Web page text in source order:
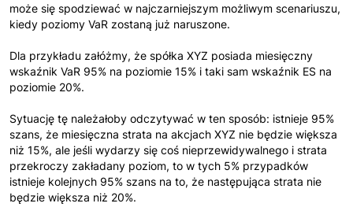
może się spodziewać w najczarniejszym możliwym scenariuszu,
kiedy poziomy VaR zostaną już naruszone.
Dla przykładu załóżmy, że spółka XYZ posiada miesięczny
wskaźnik VaR 95% na poziomie 15% i taki sam wskaźnik ES na
poziomie 20%.
Sytuację tę należałoby odczytywać w ten sposób: istnieje 95%
szans, że miesięczna strata na akcjach XYZ nie będzie większa
niż 15%, ale jeśli wydarzy się coś nieprzewidywalnego i strata
przekroczy zakładany poziom, to w tych 5% przypadków
istnieje kolejnych 95% szans na to, że następująca strata nie
będzie większa niż 20%.